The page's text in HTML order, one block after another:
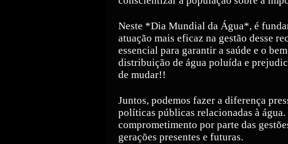
Neste *Dia Mundial da Água*, é
atuação mais eficaz na gestão desse
essencial para garantir a saúde e o
distribuição de água poluída e
de mudar!!
Juntos, podemos fazer a diferença
políticas públicas relacionadas à
comprometimento por parte das
gerações presentes e futuras.